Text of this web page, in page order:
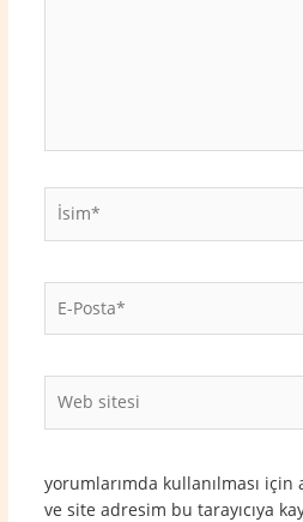
İsim*
Posta*
sitesi
yorumlarımda kullanılması için
ve site adresim bu tarayıcıya